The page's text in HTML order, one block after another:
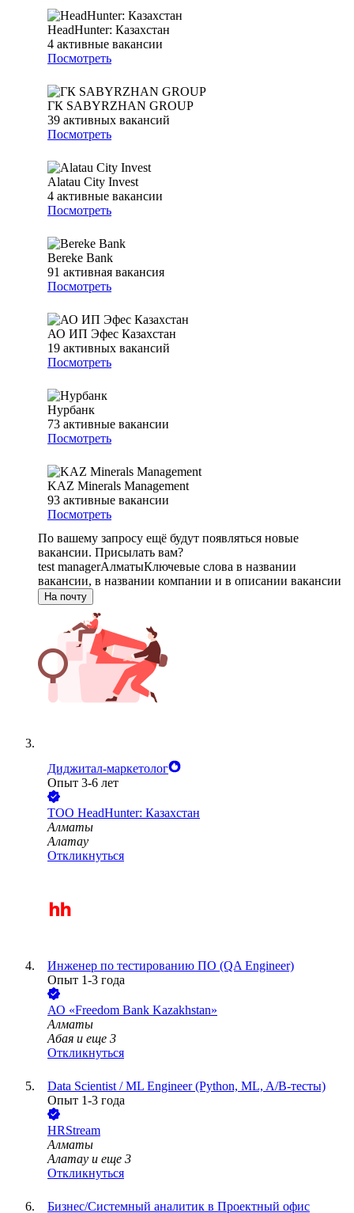
HeadHunter: Казахстан
4 активные вакансии
Посмотреть
ГК SABYRZHAN GROUP
39 активных вакансий
Посмотреть
Alatau City Invest
4 активные вакансии
Посмотреть
Bereke Bank
91 активная вакансия
Посмотреть
АО ИП Эфес Казахстан
19 активных вакансий
Посмотреть
Нурбанк
73 активные вакансии
Посмотреть
KAZ Minerals Management
93 активные вакансии
Посмотреть
По вашему запросу ещё будут появляться новые
вакансии. Присылать вам?
test managerАлматыКлючевые слова в названии
вакансии, в названии компании и в описании вакансии
На почту
Диджитал-маркетолог
Опыт 3-6 лет
ТОО HeadHunter: Казахстан
Алматы
Алатау
Откликнуться
Инженер по тестированию ПО (QA Engineer)
Опыт 1-3 года
АО «Freedom Bank Kazakhstan»
Алматы
Абая и еще 3
Откликнуться
Data Scientist / ML Engineer (Python, ML, A/B-тесты)
Опыт 1-3 года
HRStream
Алматы
Алатау и еще 3
Откликнуться
Бизнес/Системный аналитик в Проектный офис